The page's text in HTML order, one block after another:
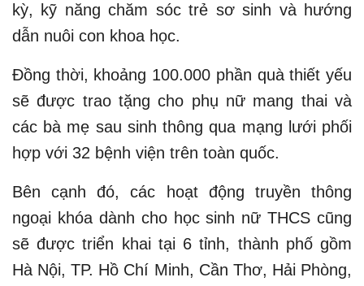
kỳ, kỹ năng chăm sóc trẻ sơ sinh và hướng
dẫn nuôi con khoa học.
Đồng thời, khoảng 100.000 phần quà thiết yếu
sẽ được trao tặng cho phụ nữ mang thai và
các bà mẹ sau sinh thông qua mạng lưới phối
hợp với 32 bệnh viện trên toàn quốc.
Bên cạnh đó, các hoạt động truyền thông
ngoại khóa dành cho học sinh nữ THCS cũng
sẽ được triển khai tại 6 tỉnh, thành phố gồm
Hà Nội, TP. Hồ Chí Minh, Cần Thơ, Hải Phòng,